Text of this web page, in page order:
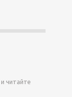
читайте